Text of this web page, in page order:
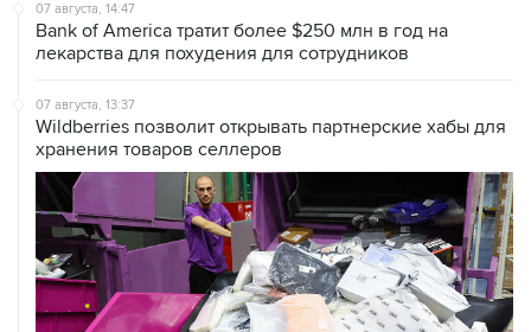
07 августа, 14:47
Bank of America тратит более $250 млн в год на
лекарства для похудения для сотрудников
07 августа, 13:37
Wildberries позволит открывать партнерские хабы для
хранения товаров селлеров